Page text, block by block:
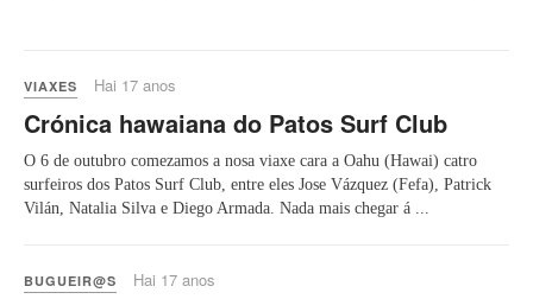
VIAXES Hai 17 anos
Crónica hawaiana do Patos Surf Club
O 6 de outubro comezamos a nosa viaxe cara a Oahu (Hawai) catro
surfeiros dos Patos Surf Club, entre eles Jose Vázquez (Fefa), Patrick
Vilán, Natalia Silva e Diego Armada. Nada mais chegar á ...
BUGUEIR@S Hai 17 anos